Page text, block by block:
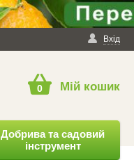
Вхід
0 Мій кошик
Добрива та садовий
інструмент